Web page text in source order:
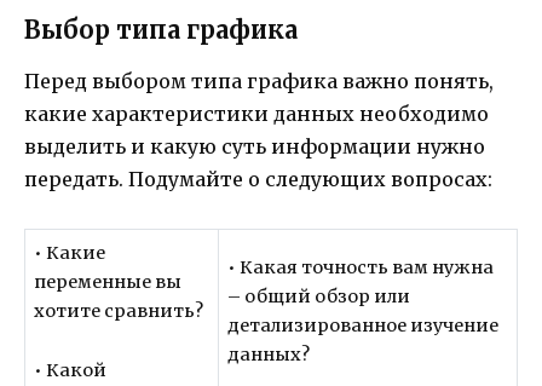
Выбор типа графика
Перед выбором типа графика важно понять,
какие характеристики данных необходимо
выделить и какую суть информации нужно
передать. Подумайте о следующих вопросах:
• Какие
переменные вы
хотите сравнить?
• Какой
• Какая точность вам нужна
– общий обзор или
детализированное изучение
данных?